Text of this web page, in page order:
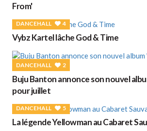
From'
DANCEHALL 4
Vybz Kartel lâche God & Time
DANCEHALL 2
Buju Banton annonce son nouvel
pour juillet
DANCEHALL 5
La légende Yellowman au Cabaret